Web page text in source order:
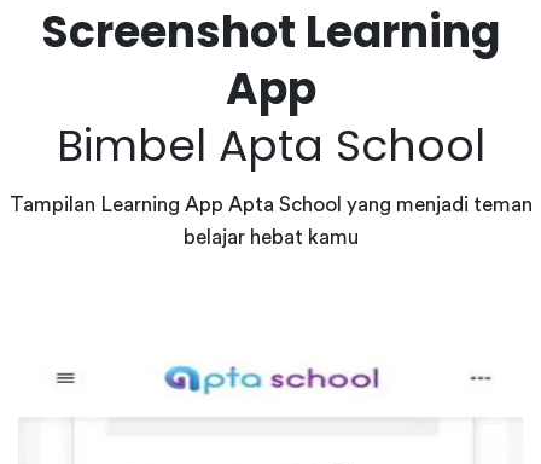
Screenshot Learning
App
Bimbel Apta School
Tampilan Learning App Apta School yang menjadi teman
belajar hebat kamu